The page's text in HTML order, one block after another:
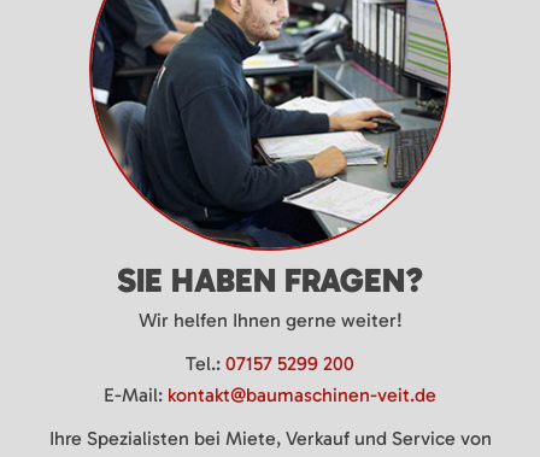
SIE HABEN FRAGEN?
Wir helfen Ihnen gerne weiter!
Tel.: 07157 5299 200
E-Mail: kontakt@baumaschinen-veit.de
Ihre Spezialisten bei Miete, Verkauf und Service von